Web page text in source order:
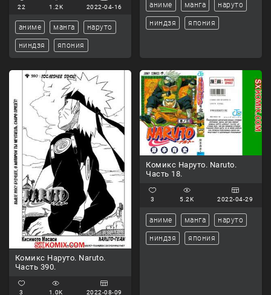
22 1.2K 2022-04-16
аниме манга наруто
ниндзя япония
аниме манга наруто
ниндзя япония
Комикс Наруто. Naruto.
Часть 390.
3 1.0K 2022-08-09
Комикс Наруто. Naruto.
Часть 18.
3 5.2K 2022-04-29
аниме манга наруто
ниндзя япония